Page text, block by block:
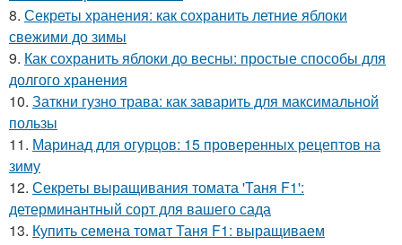
8. Секреты хранения: как сохранить летние яблоки
свежими до зимы
9. Как сохранить яблоки до весны: простые способы для
долгого хранения
10. Заткни гузно трава: как заварить для максимальной
пользы
11. Маринад для огурцов: 15 проверенных рецептов на
зиму
12. Секреты выращивания томата 'Таня F1':
детерминантный сорт для вашего сада
13. Купить семена томат Таня F1: выращиваем